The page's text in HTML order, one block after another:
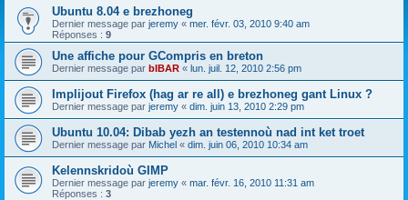
Ubuntu 8.04 e brezhoneg
Dernier message par jeremy « mer. févr. 03, 2010 9:40 am
Réponses : 9
Une affiche pour GCompris en breton
Dernier message par bIBAR « lun. juil. 12, 2010 2:56 pm
Implijout Firefox (hag ar re all) e brezhoneg gant Linux ?
Dernier message par jeremy « dim. juin 13, 2010 2:29 pm
Ubuntu 10.04: Dibab yezh an testennoù nad int ket troet
Dernier message par Michel « dim. juin 06, 2010 10:34 am
Kelennskridoù GIMP
Dernier message par jeremy « mar. févr. 16, 2010 11:31 am
Réponses : 3